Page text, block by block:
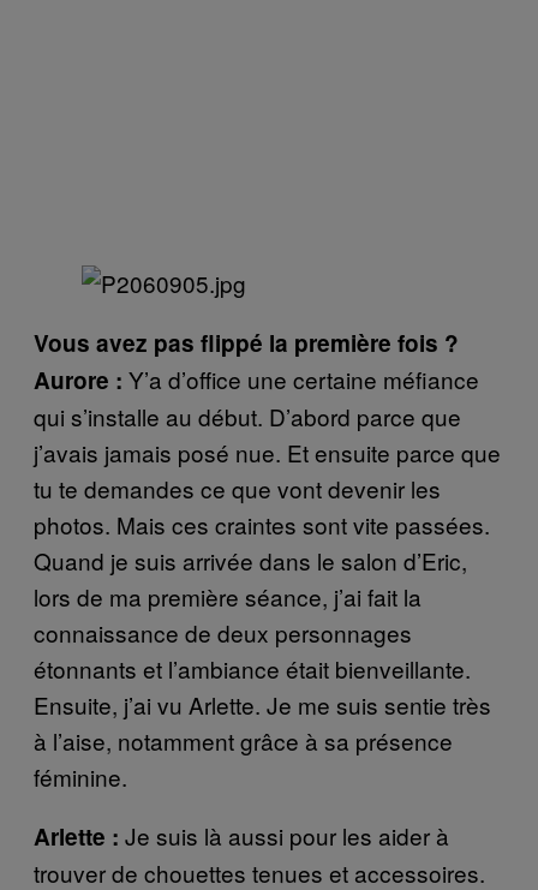
Vous avez pas flippé la première fois ?
Aurore : Y’a d’office une certaine méfiance
qui s’installe au début. D’abord parce que
j’avais jamais posé nue. Et ensuite parce que
tu te demandes ce que vont devenir les
photos. Mais ces craintes sont vite passées.
Quand je suis arrivée dans le salon d’Eric,
lors de ma première séance, j’ai fait la
connaissance de deux personnages
étonnants et l’ambiance était bienveillante.
Ensuite, j’ai vu Arlette. Je me suis sentie très
à l’aise, notamment grâce à sa présence
féminine.
Arlette : Je suis là aussi pour les aider à
trouver de chouettes tenues et accessoires.